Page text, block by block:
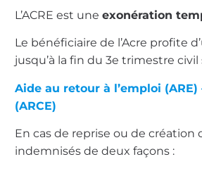
L’ACRE est une exonération
Le bénéficiaire de l’Acre profite
jusqu’à la fin du 3e trimestre
Aide au retour à l’emploi
(ARCE)
En cas de reprise ou de création
indemnisés de deux façons :